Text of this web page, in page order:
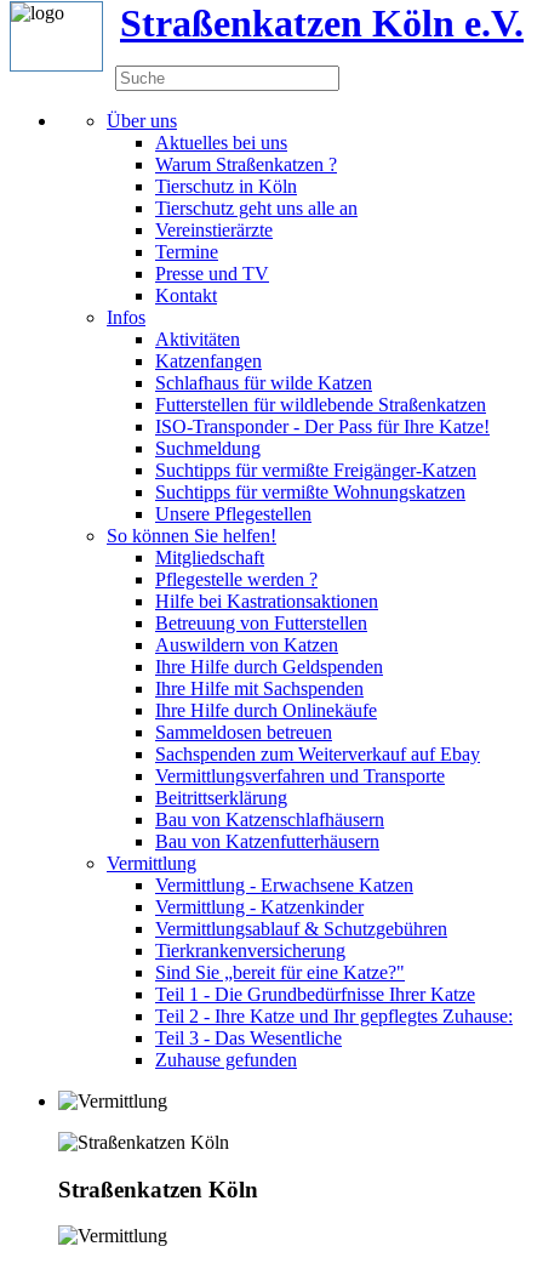
Straßenkatzen Köln e.V.
Über uns
Aktuelles bei uns
Warum Straßenkatzen ?
Tierschutz in Köln
Tierschutz geht uns alle an
Vereinstierärzte
Termine
Presse und TV
Kontakt
Infos
Aktivitäten
Katzenfangen
Schlafhaus für wilde Katzen
Futterstellen für wildlebende Straßenkatzen
ISO-Transponder - Der Pass für Ihre Katze!
Suchmeldung
Suchtipps für vermißte Freigänger-Katzen
Suchtipps für vermißte Wohnungskatzen
Unsere Pflegestellen
So können Sie helfen!
Mitgliedschaft
Pflegestelle werden ?
Hilfe bei Kastrationsaktionen
Betreuung von Futterstellen
Auswildern von Katzen
Ihre Hilfe durch Geldspenden
Ihre Hilfe mit Sachspenden
Ihre Hilfe durch Onlinekäufe
Sammeldosen betreuen
Sachspenden zum Weiterverkauf auf Ebay
Vermittlungsverfahren und Transporte
Beitrittserklärung
Bau von Katzenschlafhäusern
Bau von Katzenfutterhäusern
Vermittlung
Vermittlung - Erwachsene Katzen
Vermittlung - Katzenkinder
Vermittlungsablauf & Schutzgebühren
Tierkrankenversicherung
Sind Sie „bereit für eine Katze?"
Teil 1 - Die Grundbedürfnisse Ihrer Katze
Teil 2 - Ihre Katze und Ihr gepflegtes Zuhause:
Teil 3 - Das Wesentliche
Zuhause gefunden
Straßenkatzen Köln